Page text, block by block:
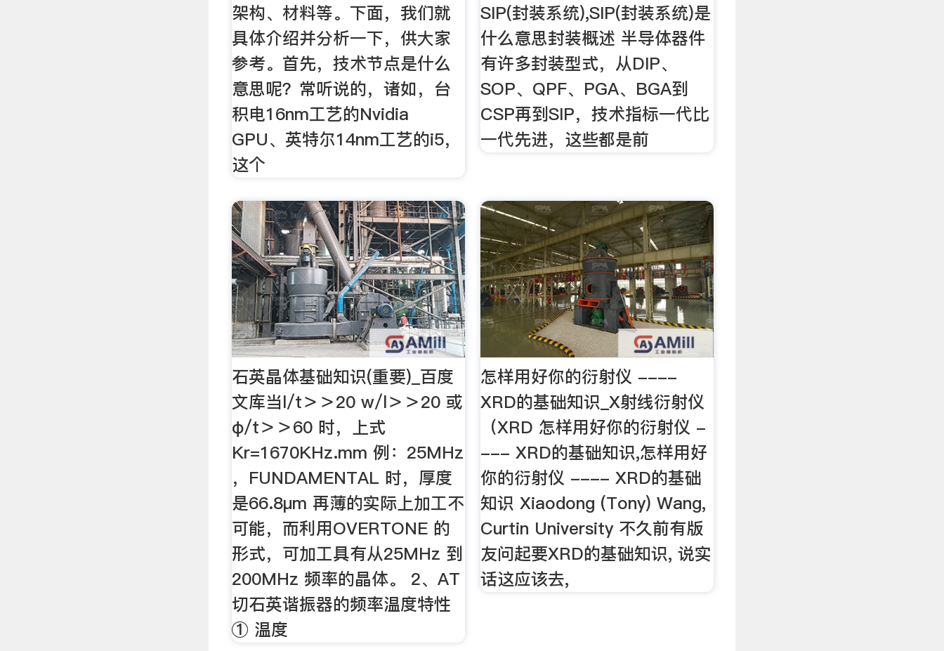
架构、材料等。下面，我们就
具体介绍并分析一下，供大家
参考。首先，技术节点是什么
意思呢？常听说的，诸如，台
积电16nm工艺的Nvidia
GPU、英特尔14nm工艺的i5，
这个
SIP(封装系统),SIP(封装系统)是
什么意思封装概述 半导体器件
有许多封装型式，从DIP、
SOP、QPF、PGA、BGA到
CSP再到SIP，技术指标一代比
一代先进，这些都是前
石英晶体基础知识(重要)_百度
文库当l/t＞＞20 w/l＞＞20 或
φ/t＞＞60 时，上式
Kr=1670KHz.mm 例：25MHz
，FUNDAMENTAL 时，厚度
是66.8μm 再薄的实际上加工不
可能，而利用OVERTONE 的
形式，可加工具有从25MHz 到
200MHz 频率的晶体。 2、AT
切石英谐振器的频率温度特性
① 温度
怎样用好你的衍射仪 ----
XRD的基础知识_X射线衍射仪
（XRD 怎样用好你的衍射仪 -
--- XRD的基础知识,怎样用好
你的衍射仪 ---- XRD的基础
知识 Xiaodong (Tony) Wang,
Curtin University 不久前有版
友问起要XRD的基础知识, 说实
话这应该去,